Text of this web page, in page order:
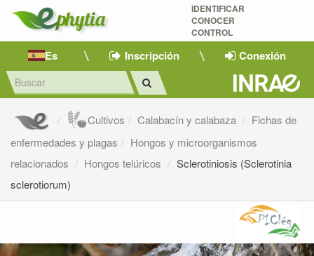
IDENTIFICAR
CONOCER
CONTROL
Es Inscripción Conexión
Cultivos Calabacín y calabaza
Fichas de
enfermedades y plagas
Hongos y microorganismos
relacionados
Hongos telúricos
Sclerotiniosis (Sclerotinia
sclerotiorum)